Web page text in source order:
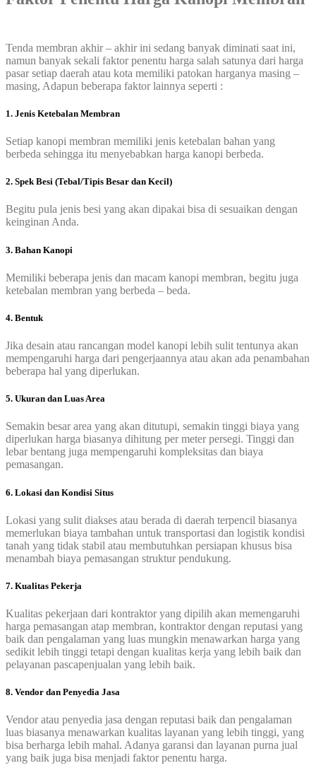
Tenda membran akhir – akhir ini sedang banyak diminati saat ini,
namun banyak sekali faktor penentu harga salah satunya dari harga
pasar setiap daerah atau kota memiliki patokan harganya masing –
masing, Adapun beberapa faktor lainnya seperti :
1. Jenis Ketebalan Membran
Setiap kanopi membran memiliki jenis ketebalan bahan yang
berbeda sehingga itu menyebabkan harga kanopi berbeda.
2. Spek Besi (Tebal/Tipis Besar dan Kecil)
Begitu pula jenis besi yang akan dipakai bisa di sesuaikan dengan
keinginan Anda.
3. Bahan Kanopi
Memiliki beberapa jenis dan macam kanopi membran, begitu juga
ketebalan membran yang berbeda – beda.
4. Bentuk
Jika desain atau rancangan model kanopi lebih sulit tentunya akan
mempengaruhi harga dari pengerjaannya atau akan ada penambahan
beberapa hal yang diperlukan.
5. Ukuran dan Luas Area
Semakin besar area yang akan ditutupi, semakin tinggi biaya yang
diperlukan harga biasanya dihitung per meter persegi. Tinggi dan
lebar bentang juga mempengaruhi kompleksitas dan biaya
pemasangan.
6. Lokasi dan Kondisi Situs
Lokasi yang sulit diakses atau berada di daerah terpencil biasanya
memerlukan biaya tambahan untuk transportasi dan logistik kondisi
tanah yang tidak stabil atau membutuhkan persiapan khusus bisa
menambah biaya pemasangan struktur pendukung.
7. Kualitas Pekerja
Kualitas pekerjaan dari kontraktor yang dipilih akan memengaruhi
harga pemasangan atap membran, kontraktor dengan reputasi yang
baik dan pengalaman yang luas mungkin menawarkan harga yang
sedikit lebih tinggi tetapi dengan kualitas kerja yang lebih baik dan
pelayanan pascapenjualan yang lebih baik.
8. Vendor dan Penyedia Jasa
Vendor atau penyedia jasa dengan reputasi baik dan pengalaman
luas biasanya menawarkan kualitas layanan yang lebih tinggi, yang
bisa berharga lebih mahal. Adanya garansi dan layanan purna jual
yang baik juga bisa menjadi faktor penentu harga.